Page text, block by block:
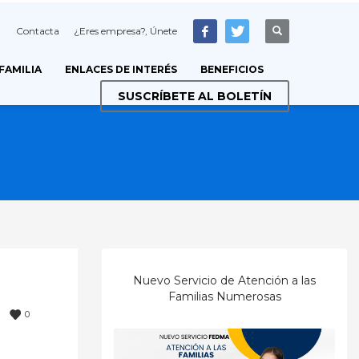
Contacta ¿Eres empresa?, Únete
ENLACES DE INTERÉS BENEFICIOS
SUSCRÍBETE AL BOLETÍN
0
Nuevo Servicio de Atención a las
Familias Numerosas